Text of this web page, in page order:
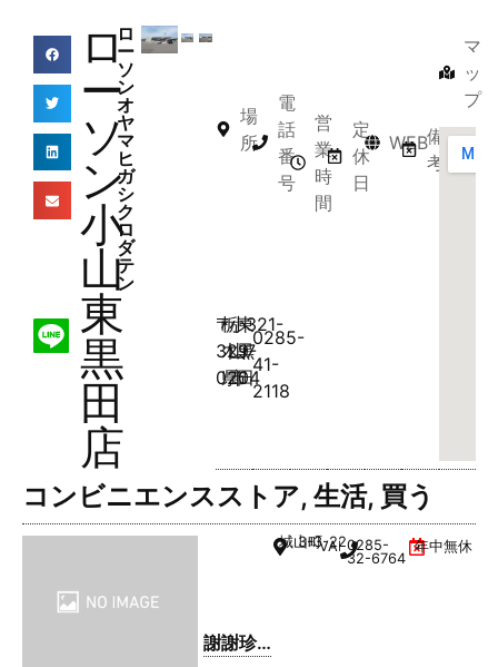
ロ
ー
ソ
ン
小
山
東
黒
田
店
ロ
ー
ソ
ン
オ
ヤ
マ
ヒ
ガ
シ
ク
ロ
ダ
テ
ン
場
所
〒
329-
0204
栃
木
県
小
山
市
東
黒
田
321-
7
電
話
番
号
0285-
41-
2118
営
業
時
間
定
休
日
WEB備
考
マ
ッ
プ
コンビニエンスストア, 生活, 買う
謝謝珍
城山町
3-3-22
VAL1階0285-
32-6764
年中無休